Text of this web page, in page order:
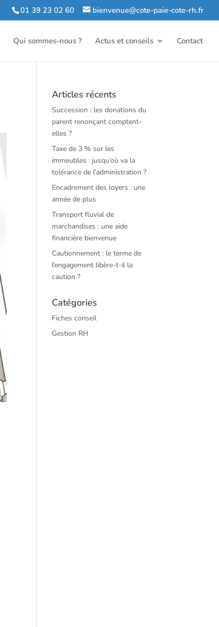
01 39 23 02 60 bienvenue@cote-paie-cote-rh.fr
Qui sommes-nous ? Actus et conseils Contact
Articles récents
Succession : les donations du
parent renonçant comptent-
elles ?
Taxe de 3 % sur les
immeubles : jusqu’où va la
tolérance de l’administration ?
Encadrement des loyers : une
année de plus
Transport fluvial de
marchandises : une aide
financière bienvenue
Cautionnement : le terme de
l’engagement libère-t-il la
caution ?
Catégories
Fiches conseil
Gestion RH